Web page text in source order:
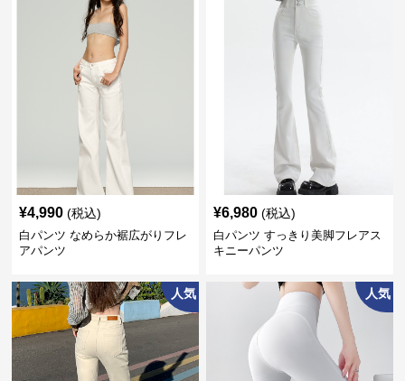
¥4,990 (税込)
白パンツ なめらか裾広がりフレ
アパンツ
¥6,980 (税込)
白パンツ すっきり美脚フレアス
キニーパンツ
人気 人気